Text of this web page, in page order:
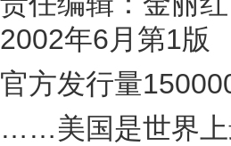
2002年6月第1版
官方发行量
……美国是世界上